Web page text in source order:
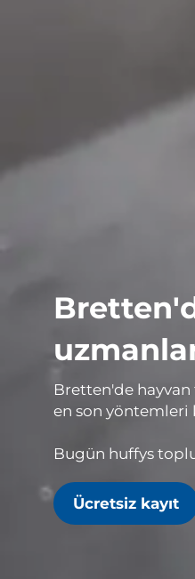
Bretten'de hayvan
en son yöntemleri
Bugün huffys
Ücretsiz kayıt